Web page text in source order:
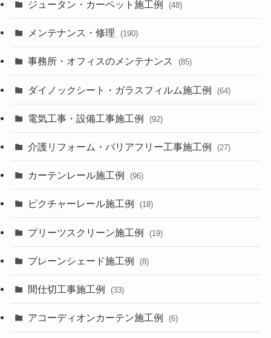
ジュータン・カーペット施工例 (48)
メンテナンス・修理 (190)
事務所・オフィスのメンテナンス (85)
ダイノックシート・ガラスフィルム施工例 (64)
電気工事・設備工事施工例 (92)
介護リフォーム・バリアフリー工事施工例 (27)
カーテンレール施工例 (96)
ピクチャーレール施工例 (18)
プリーツスクリーン施工例 (19)
プレーンシェード施工例 (8)
間仕切工事施工例 (33)
アコーディオンカーテン施工例 (6)